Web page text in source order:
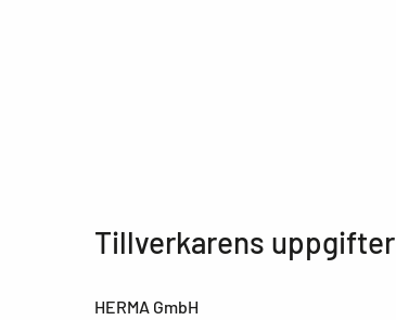
Tillverkarens uppgifter
HERMA GmbH